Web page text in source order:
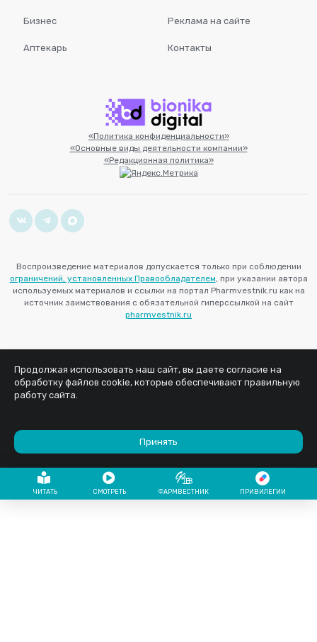
«Политика конфиденциальности»
«Основные виды деятельности компании»
«Редакционная политика»
Бизнес
Аптекарь
Реклама на сайте
Контакты
Воспроизведение материалов допускается только при соблюдении
ограничений, установленных Правообладателем, при указании автора
используемых материалов и ссылки на портал Pharmvestnik.ru как на
источник заимствования с обязательной гиперссылкой на сайт
pharmvestnik.ru
Продолжая использовать наш сайт, вы даете согласие на
обработку файлов cookie, которые обеспечивают правильную
работу сайта.
Принять
ЧИТАТЬ СМОТРЕТЬ ФАРМВЕСТНИК ПРИВИЛЕГИИ